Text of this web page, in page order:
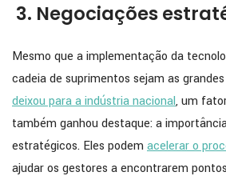
3. Negociações
Mesmo que a implementação da
cadeia de suprimentos sejam as grandes
deixou para a indústria nacional, um
também ganhou destaque: a
estratégicos. Eles podem acelerar o
ajudar os gestores a encontrarem